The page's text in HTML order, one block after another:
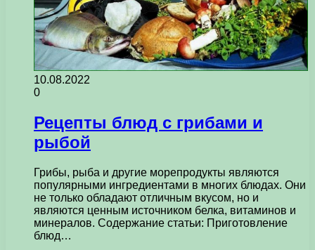
10.08.2022
0
Рецепты блюд с грибами и
рыбой
Грибы, рыба и другие морепродукты являются
популярными ингредиентами в многих блюдах. Они
не только обладают отличным вкусом, но и
являются ценным источником белка, витаминов и
минералов. Содержание статьи: Приготовление
блюд…